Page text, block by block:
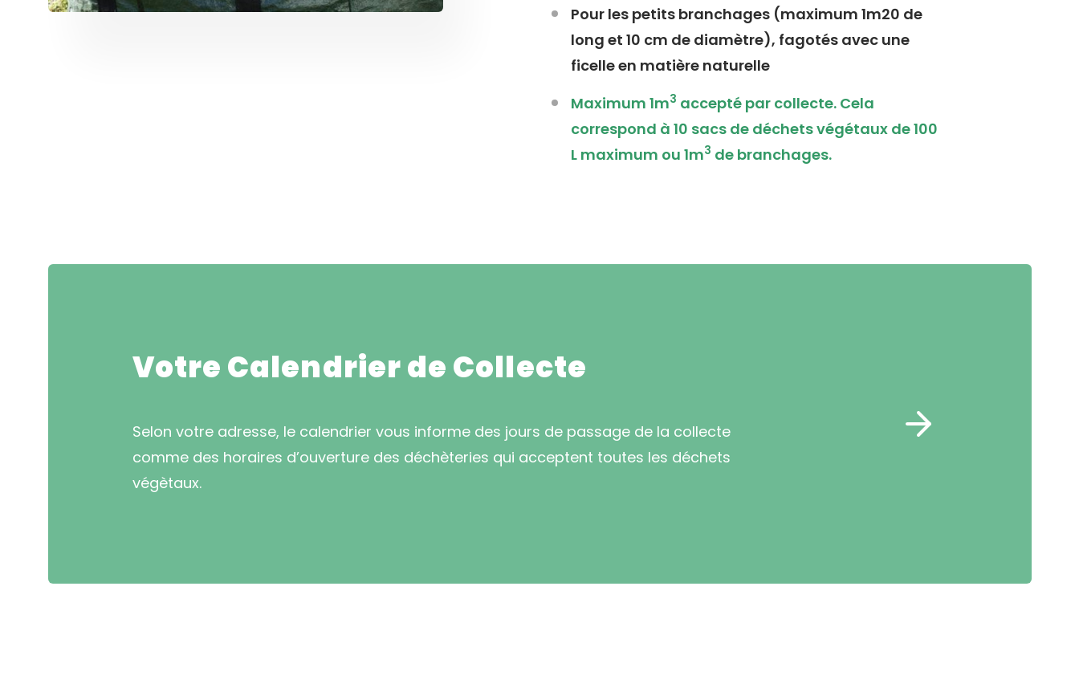
Pour les petits branchages (maximum 1m20 de
long et 10 cm de diamètre), fagotés avec une
ficelle en matière naturelle
Maximum 1m3 accepté par collecte. Cela
correspond à 10 sacs de déchets végétaux de 100
L maximum ou 1m3 de branchages.
Votre Calendrier de Collecte
Selon votre adresse, le calendrier vous informe des jours de passage de la collecte
comme des horaires d’ouverture des déchèteries qui acceptent toutes les déchets
végètaux.